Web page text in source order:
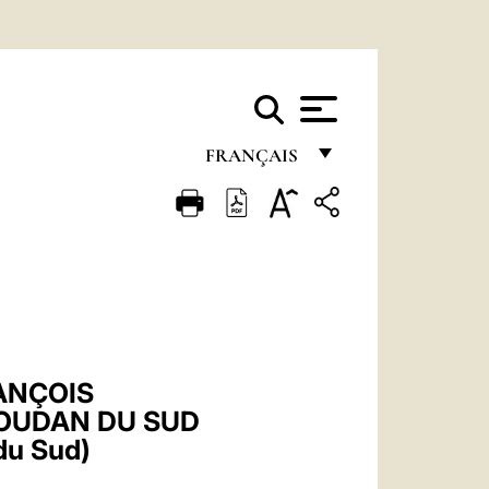
FRANÇAIS
FRANÇAIS
DU SUD
Sud)